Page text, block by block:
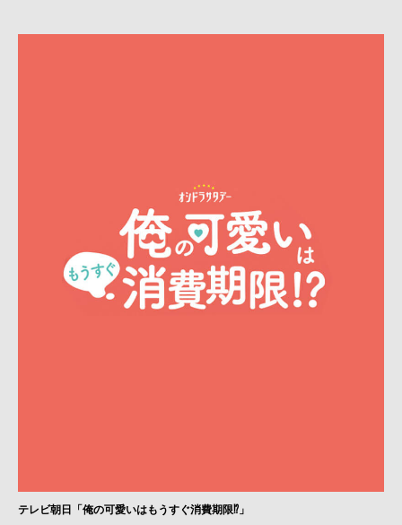
テレビ朝日「俺の可愛いはもうすぐ消費期限⁉」